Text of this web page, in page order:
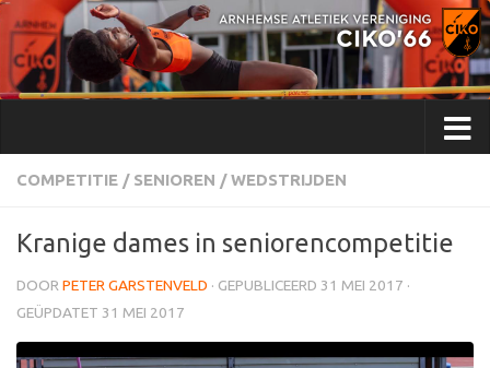
Doorgaan naar inhoud
COMPETITIE / SENIOREN / WEDSTRIJDEN
Kranige dames in seniorencompetitie
DOOR PETER GARSTENVELD · GEPUBLICEERD 31 MEI 2017 ·
GEÜPDATET 31 MEI 2017